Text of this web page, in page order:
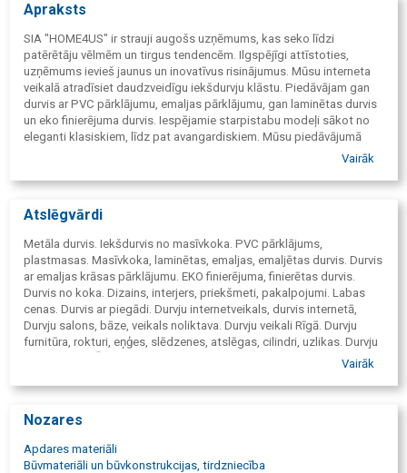
Apraksts
SIA "HOME4US" ir strauji augošs uzņēmums, kas seko līdzi
patērētāju vēlmēm un tirgus tendencēm. Ilgspējīgi attīstoties,
uzņēmums ievieš jaunus un inovatīvus risinājumus. Mūsu interneta
veikalā atradīsiet daudzveidīgu iekšdurvju klāstu. Piedāvājam gan
durvis ar PVC pārklājumu, emaljas pārklājumu, gan laminētas durvis
un eko finierējuma durvis. Iespējamie starpistabu modeļi sākot no
eleganti klasiskiem, līdz pat avangardiskiem. Mūsu piedāvājumā
atradīsiet gan divviru, gan bīdāmās durvis, kā arī nestandarta izmēra
izvēlēties atbilstošākās durvis jūsu vēlmēm, interjeram, dizainam un
Vairāk
Atslēgvārdi
Metāla durvis. Iekšdurvis no masīvkoka. PVC pārklājums,
plastmasas. Masīvkoka, laminētas, emaljas, emaljētas durvis. Durvis
ar emaljas krāsas pārklājumu. EKO finierējuma, finierētas durvis.
Durvis no koka. Dizains, interjers, priekšmeti, pakalpojumi. Labas
cenas. Durvis ar piegādi. Durvju internetveikals, durvis internetā,
Durvju salons, bāze, veikals noliktava. Durvju veikali Rīgā. Durvju
furnitūra, rokturi, eņģes, slēdzenes, atslēgas, cilindri, uzlikas. Durvju
uzstādīšana. Ārdurvis. Metāla durvis, dzelzs durvis, металлические
Rīga, durvis Latvija, home4us, интерьер, durvis Stabu, dizains,
двери, ārdurvis dzīvoklim, ārdurvis privātmājai, ārdurvis mājokļiem,
Vairāk
Nozares
Apdares materiāli
Būvmateriāli un būvkonstrukcijas, tirdzniecība